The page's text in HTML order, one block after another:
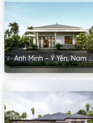
Anh Minh – Ý Yên, Nam Định